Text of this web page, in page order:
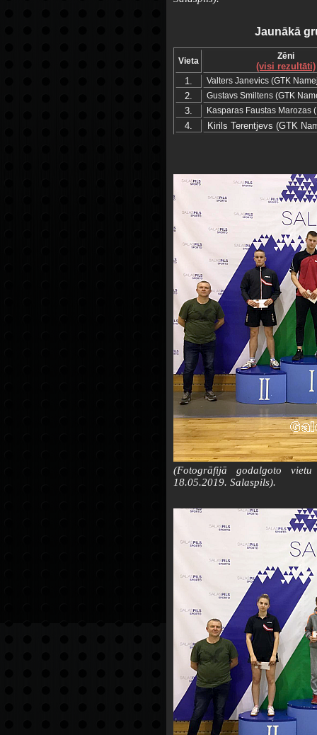
Jaunākā
Vieta Zēni
(visi rezultāti)
1.
Valters Janevics (GTK
2. Gustavs Smiltens (GTK
3. Kasparas Faustas Marozas
4. Kirils Terentjevs (GTK
(Fotogrāfijā godalgoto
18.05.2019. Salaspils).